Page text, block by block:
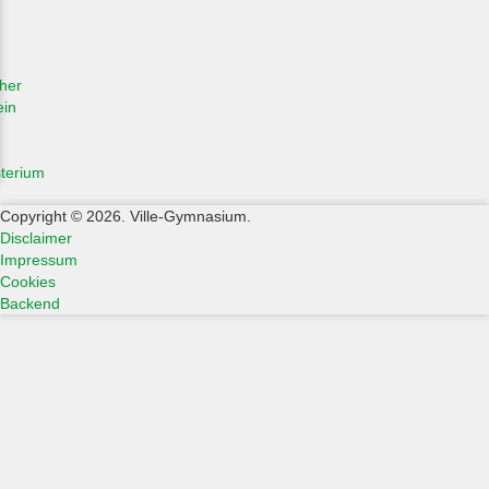
Copyright © 2026. Ville-Gymnasium.
Disclaimer
Impressum
Cookies
Backend